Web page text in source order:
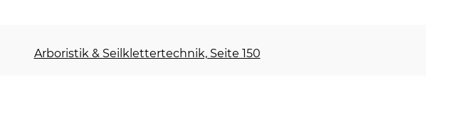
Arboristik & Seilklettertechnik, Seite 150